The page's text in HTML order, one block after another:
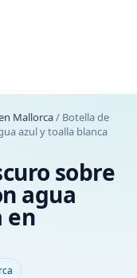
Mallorca/ Botella de
azul y toalla blanca
sobre
agua
en